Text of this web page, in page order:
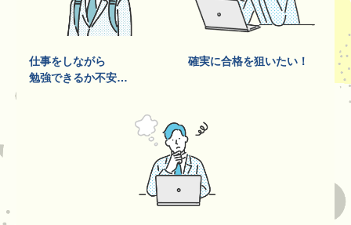
仕事をしながら
勉強できるか不安…
確実に合格を狙いたい！